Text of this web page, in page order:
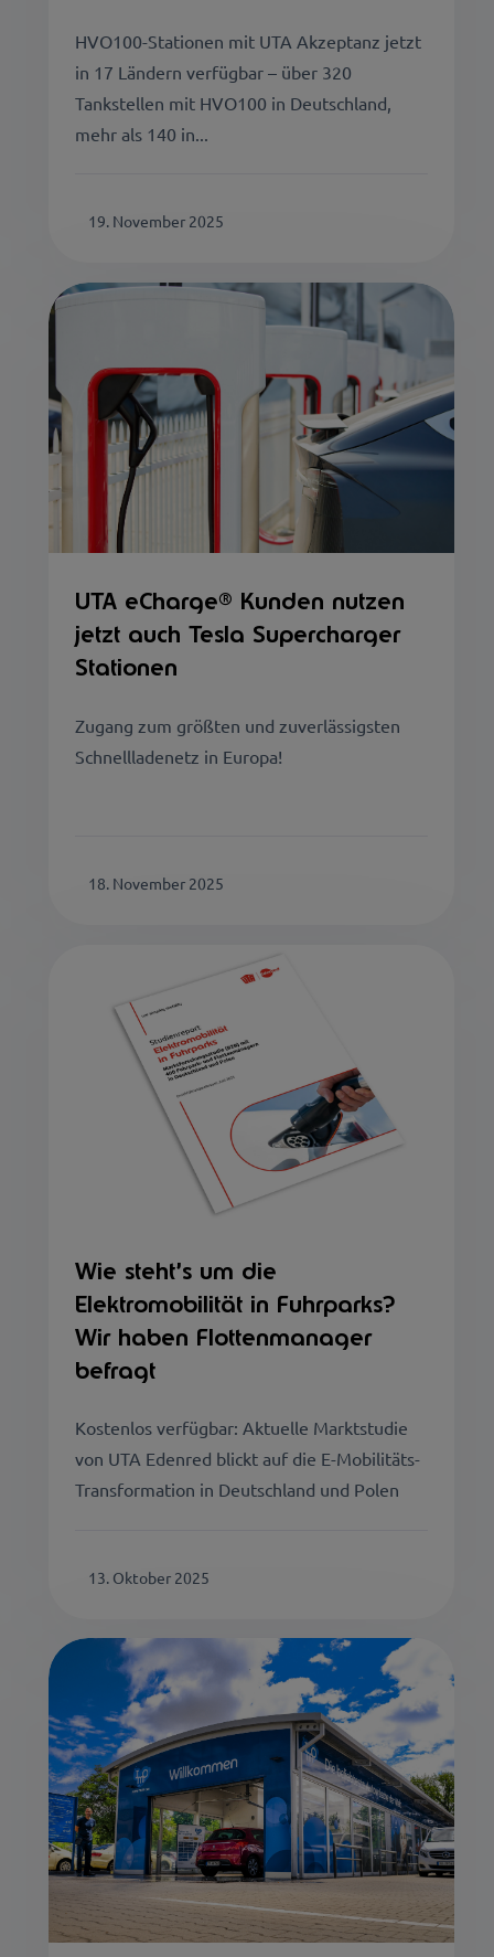
HVO100-Stationen mit UTA Akzeptanz jetzt
in 17 Ländern verfügbar – über 320
Tankstellen mit HVO100 in Deutschland,
mehr als 140 in...
19. November 2025
UTA eCharge® Kunden nutzen
jetzt auch Tesla Supercharger
Stationen
Zugang zum größten und zuverlässigsten
Schnellladenetz in Europa!
18. November 2025
Wie steht’s um die
Elektromobilität in Fuhrparks?
Wir haben Flottenmanager
befragt
Kostenlos verfügbar: Aktuelle Marktstudie
von UTA Edenred blickt auf die E-Mobilitäts-
Transformation in Deutschland und Polen
13. Oktober 2025